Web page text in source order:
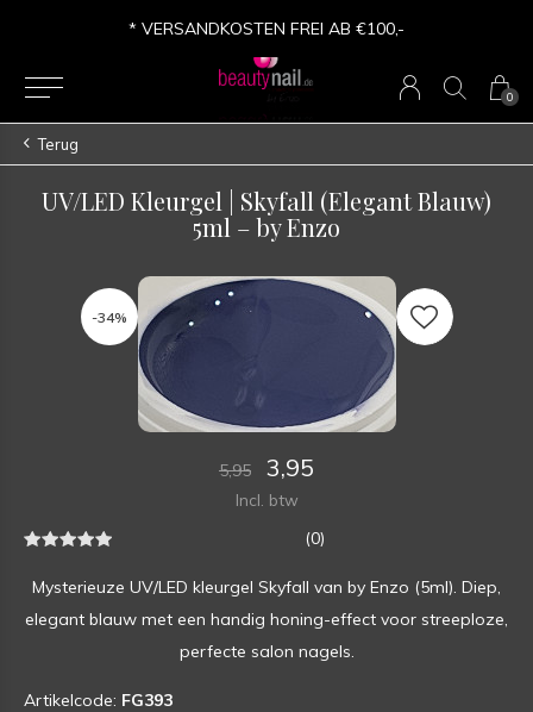
0
* VERSANDKOSTEN FREI AB €100,-
Terug
UV/LED Kleurgel | Skyfall (Elegant Blauw)
5ml – by Enzo
-34%
5,95 3,95
Incl. btw
(0)
Mysterieuze UV/LED kleurgel Skyfall van by Enzo (5ml). Diep,
elegant blauw met een handig honing-effect voor streeploze,
perfecte salon nagels.
Artikelcode: FG393